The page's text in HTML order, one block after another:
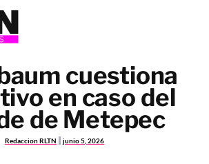
cuestiona
en caso del
de Metepec
Redaccion RLTN junio 5, 2026